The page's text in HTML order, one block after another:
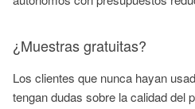
¿Muestras gratuitas?
Los clientes que nunca hayan
tengan dudas sobre la calidad del